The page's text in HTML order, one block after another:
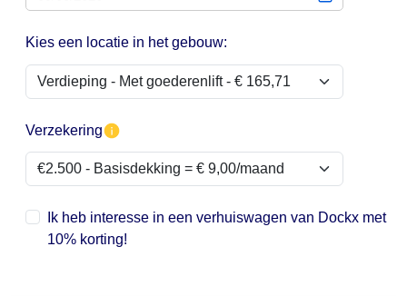
Kies een locatie in het gebouw:
Verzekering
Ik heb interesse in een verhuiswagen van Dockx met
10% korting!